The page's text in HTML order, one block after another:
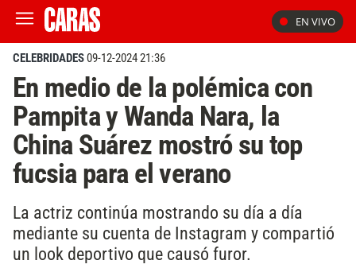
EN VIVO
CELEBRIDADES09-12-2024 21:36
En medio de la polémica con
Pampita y Wanda Nara, la
China Suárez mostró su top
fucsia para el verano
La actriz continúa mostrando su día a día
mediante su cuenta de Instagram y compartió
un look deportivo que causó furor.